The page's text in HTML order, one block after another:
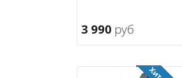
3 990 руб